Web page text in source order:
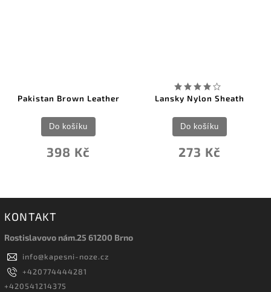
Pakistan Brown Leather
398 Kč
Do košíku
Lansky Nylon Sheath
273 Kč
Do košíku
KONTAKT
Rostislavovo nám.25 61200 Brno
info@kapesni-noze.cz
+420774444281
+420541214375